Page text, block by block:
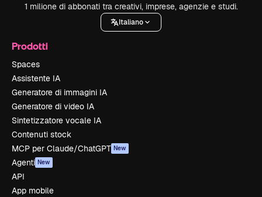
1 milione di abbonati tra creativi, imprese, agenzie e studi.
Italiano
Prodotti
Spaces
Assistente IA
Generatore di immagini IA
Generatore di video IA
Sintetizzatore vocale IA
Contenuti stock
MCP per Claude/ChatGPT New
Agenti New
API
App mobile